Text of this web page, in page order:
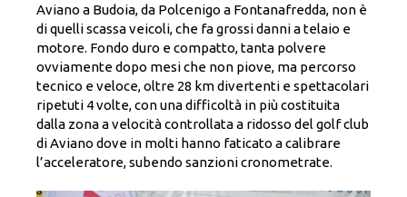
Aviano a Budoia, da Polcenigo a Fontanafredda, non è
di quelli scassa veicoli, che fa grossi danni a telaio e
motore. Fondo duro e compatto, tanta polvere
ovviamente dopo mesi che non piove, ma percorso
tecnico e veloce, oltre 28 km divertenti e spettacolari
ripetuti 4 volte, con una difficoltà in più costituita
dalla zona a velocità controllata a ridosso del golf club
di Aviano dove in molti hanno faticato a calibrare
l’acceleratore, subendo sanzioni cronometrate.